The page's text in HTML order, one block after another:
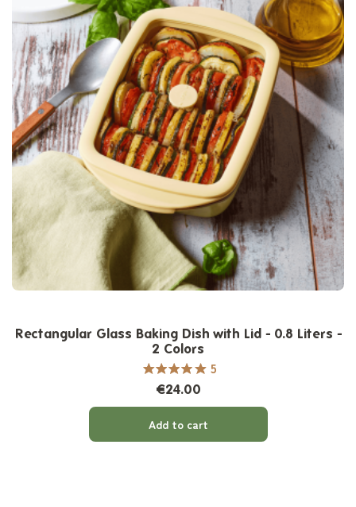
Rectangular Glass Baking Dish with Lid - 0.8 Liters -
2 Colors
5
€24.00
Add to cart